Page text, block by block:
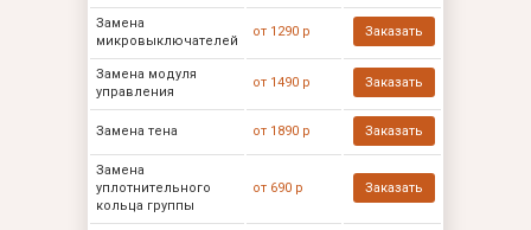
Замена
микровыключателей
от 1290 р Заказать
Замена модуля
управления
от 1490 р Заказать
Замена тена от 1890 р Заказать
Замена
уплотнительного
кольца группы
от 690 р Заказать